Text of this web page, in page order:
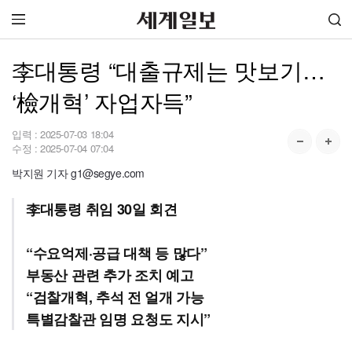
李대통령 “대출규제는 맛보기…
‘檢개혁’ 자업자득”
입력 : 2025-07-03 18:04
수정 : 2025-07-04 07:04
박지원 기자 g1@segye.com
李대통령 취임 30일 회견
“수요억제·공급 대책 등 많다”
부동산 관련 추가 조치 예고
“검찰개혁, 추석 전 얼개 가능
특별감찰관 임명 요청도 지시”